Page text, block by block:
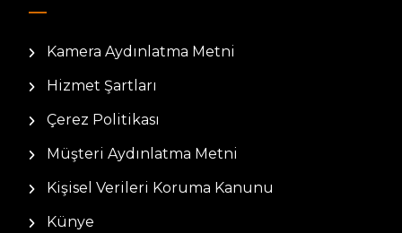
Kamera Aydınlatma Metni
Hizmet Şartları
Çerez Politikası
Müşteri Aydınlatma Metni
Kişisel Verileri Koruma Kanunu
Künye